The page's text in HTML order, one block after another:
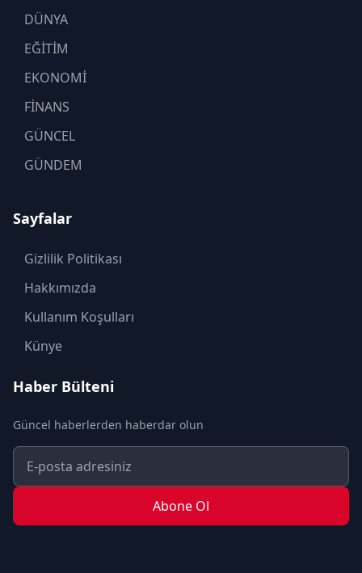
DÜNYA
EĞİTİM
EKONOMİ
FİNANS
GÜNCEL
GÜNDEM
KÜLTÜR SANAT
MAGAZİN
MODA
OTOMOBİL
POLİTİKA
SON DAKİKA
SPOR
TURİZM
Sayfalar
Gizlilik Politikası
Hakkımızda
Kullanım Koşulları
Künye
Haber Bülteni
Güncel haberlerden haberdar olun
Abone Ol